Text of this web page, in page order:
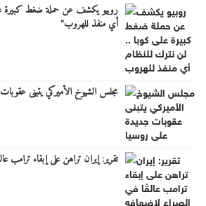
روبيو يكشف عن حملة ضغط كبيرة
أي منفذ للهروب"
مجلس الشيوخ الأميركي يتبنى
تقرير: إيران تراهن على إبقاء ترامب